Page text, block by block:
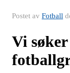
Postet av Fotball
Vi